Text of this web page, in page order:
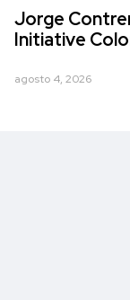
Jorge
Initiative
agosto 4, 2026